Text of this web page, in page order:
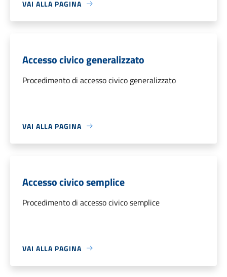
VAI ALLA PAGINA
Accesso civico generalizzato
Procedimento di accesso civico generalizzato
VAI ALLA PAGINA
Accesso civico semplice
Procedimento di accesso civico semplice
VAI ALLA PAGINA